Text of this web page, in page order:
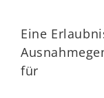
Eine
für